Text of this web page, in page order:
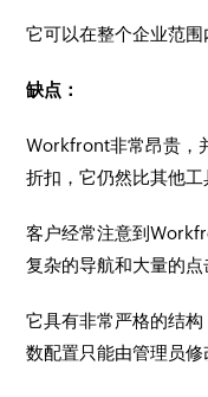
它可以在整个企业范围
缺点：
Workfront非常昂贵，
折扣，它仍然比其他工
客户经常注意到
复杂的导航和大量的点
它具有非常严格的结
数配置只能由管理员修